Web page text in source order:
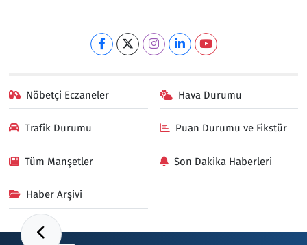
Nöbetçi Eczaneler Hava Durumu
Trafik Durumu Puan Durumu ve Fikstür
Tüm Manşetler Son Dakika Haberleri
Haber Arşivi